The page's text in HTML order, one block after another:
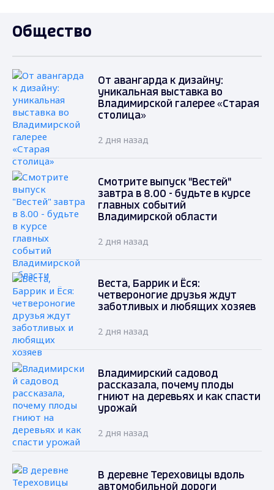
Общество
От авангарда к дизайну:
уникальная выставка во
Владимирской галерее «Старая
столица»
2 дня назад
Смотрите выпуск "Вестей"
завтра в 8.00 - будьте в курсе
главных событий
Владимирской области
2 дня назад
Веста, Баррик и Ёся:
четвероногие друзья ждут
заботливых и любящих хозяев
2 дня назад
Владимирский садовод
рассказала, почему плоды
гниют на деревьях и как спасти
урожай
2 дня назад
В деревне Тереховицы вдоль
автомобильной дороги